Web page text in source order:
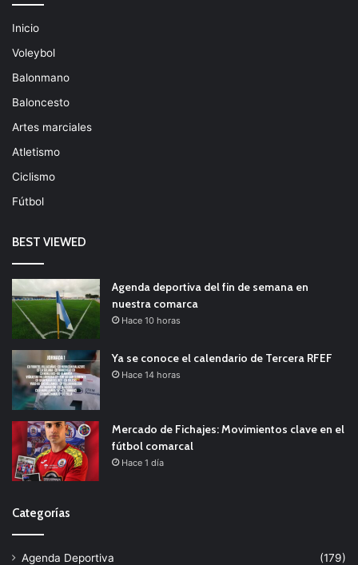
Inicio
Voleybol
Balonmano
Baloncesto
Artes marciales
Atletismo
Ciclismo
Fútbol
BEST VIEWED
Agenda deportiva del fin de semana en
nuestra comarca
Hace 10 horas
Ya se conoce el calendario de Tercera RFEF
Hace 14 horas
Mercado de Fichajes: Movimientos clave en el
fútbol comarcal
Hace 1 día
Categorías
Agenda Deportiva
(179)